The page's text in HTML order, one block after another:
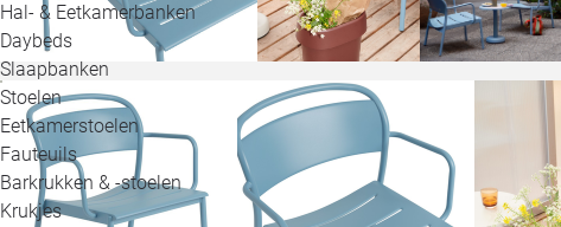
Hal- & Eetkamerbanken
Daybeds
Slaapbanken
Stoelen
Eetkamerstoelen
Fauteuils
Barkrukken & -stoelen
Krukjes